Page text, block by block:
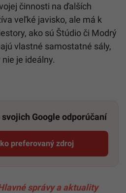
činnosti na ďalších
veľké javisko, ale má k
ako sú Štúdio či Modrý
vlastné samostatné sály,
je ideálny.
Google odporúčaní
preferovaný zdroj
Startitup, odkaz sa otvorí v
správy a aktuality